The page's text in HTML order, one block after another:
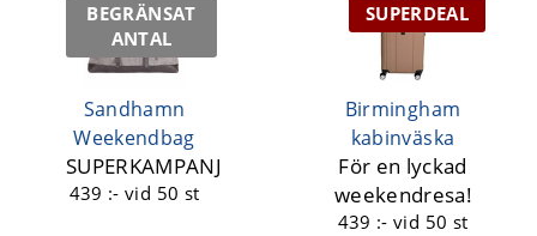
BEGRÄNSAT
ANTAL
Sandhamn
Weekendbag
SUPERKAMPANJ
439 :-vid 50 st
SUPERDEAL
Birmingham
kabinväska
För en lyckad
weekendresa!
439 :-vid 50 st